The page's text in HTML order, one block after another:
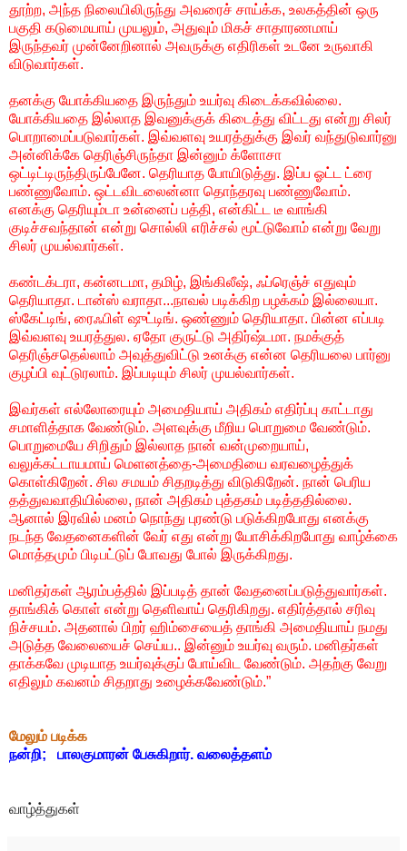
தூற்ற, அந்த நிலையிலிருந்து அவரைச் சாய்க்க, உலகத்தின் ஒரு
பகுதி கடுமையாய் முயலும், அதுவும் மிகச் சாதாரணமாய்
இருந்தவர் முன்னேறினால் அவருக்கு எதிரிகள் உடனே உருவாகி
விடுவார்கள்.
தனக்கு யோக்கியதை இருந்தும் உயர்வு கிடைக்கவில்லை.
யோக்கியதை இல்லாத இவனுக்குக் கிடைத்து விட்டது என்று சிலர்
பொறாமைப்படுவார்கள். இவ்வளவு உயரத்துக்கு இவர் வந்துடுவார்னு
அன்னிக்கே தெரிஞ்சிருந்தா இன்னும் க்ளோசா
ஒட்டிட்டிருந்திருப்பேனே. தெரியாத போயிடுத்து. இப்ப ஓட்ட ட்ரை
பண்ணுவோம். ஒட்டவிடலைன்னா தொந்தரவு பண்ணுவோம்.
எனக்கு தெரியும்டா உன்னைப் பத்தி, என்கிட்ட டீ வாங்கி
குடிச்சவந்தான் என்று சொல்லி எரிச்சல் மூட்டுவோம் என்று வேறு
சிலர் முயல்வார்கள்.
கண்டக்டரா, கன்னடமா, தமிழ், இங்கிலீஷ், ஃப்ரெஞ்ச் எதுவும்
தெரியாதா. டான்ஸ் வராதா...நாவல் படிக்கிற பழக்கம் இல்லையா.
ஸ்கேட்டிங், ரைஃபிள் ஷுட்டிங். ஒண்ணும் தெரியாதா. பின்ன எப்படி
இவ்வளவு உயரத்துல. ஏதோ குருட்டு அதிர்ஷ்டமா. நமக்குத்
தெரிஞ்சதெல்லாம் அவுத்துவிட்டு உனக்கு என்ன தெரியலை பார்னு
குழப்பி வுட்டுரலாம். இப்படியும் சிலர் முயல்வார்கள்.
இவர்கள் எல்லோரையும் அமைதியாய் அதிகம் எதிர்ப்பு காட்டாது
சமாளித்தாக வேண்டும். அளவுக்கு மீறிய பொறுமை வேண்டும்.
பொறுமையே சிறிதும் இல்லாத நான் வன்முறையாய்,
வலுக்கட்டாயமாய் மெளனத்தை-அமைதியை வரவழைத்துக்
கொள்கிறேன். சில சமயம் சிதறடித்து விடுகிறேன். நான் பெரிய
தத்துவவாதியில்லை, நான் அதிகம் புத்தகம் படித்ததில்லை.
ஆனால் இரவில் மனம் நொந்து புரண்டு படுக்கிறபோது எனக்கு
நடந்த வேதனைகளின் வேர் எது என்று யோசிக்கிறபோது வாழ்க்கை
மொத்தமும் பிடிபட்டுப் போவது போல் இருக்கிறது.
மனிதர்கள் ஆரம்பத்தில் இப்படித் தான் வேதனைப்படுத்துவார்கள்.
தாங்கிக் கொள் என்று தெளிவாய் தெரிகிறது. எதிர்த்தால் சரிவு
நிச்சயம். அதனால் பிறர் ஹிம்சையைத் தாங்கி அமைதியாய் நமது
அடுத்த வேலையைச் செய்ய.. இன்னும் உயர்வு வரும். மனிதர்கள்
தாக்கவே முடியாத உயர்வுக்குப் போய்விட வேண்டும். அதற்கு வேறு
எதிலும் கவனம் சிதறாது உழைக்கவேண்டும்.”
மேலும் படிக்க
நன்றி; பாலகுமாரன் பேசுகிறார். வலைத்தளம்
வாழ்த்துகள்